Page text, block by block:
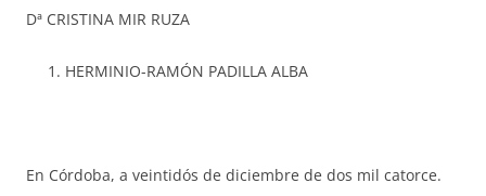
Dª CRISTINA MIR RUZA
HERMINIO-RAMÓN PADILLA ALBA
En Córdoba, a veintidós de diciembre de dos mil catorce.